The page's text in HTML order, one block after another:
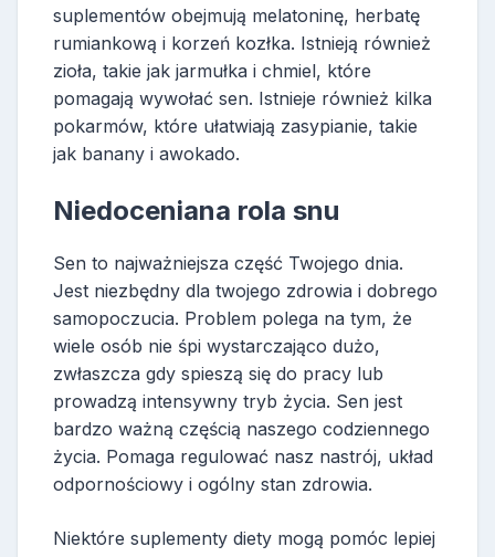
suplementów obejmują melatoninę, herbatę
rumiankową i korzeń kozłka. Istnieją również
zioła, takie jak jarmułka i chmiel, które
pomagają wywołać sen. Istnieje również kilka
pokarmów, które ułatwiają zasypianie, takie
jak banany i awokado.
Niedoceniana rola snu
Sen to najważniejsza część Twojego dnia.
Jest niezbędny dla twojego zdrowia i dobrego
samopoczucia. Problem polega na tym, że
wiele osób nie śpi wystarczająco dużo,
zwłaszcza gdy spieszą się do pracy lub
prowadzą intensywny tryb życia. Sen jest
bardzo ważną częścią naszego codziennego
życia. Pomaga regulować nasz nastrój, układ
odpornościowy i ogólny stan zdrowia.
Niektóre suplementy diety mogą pomóc lepiej